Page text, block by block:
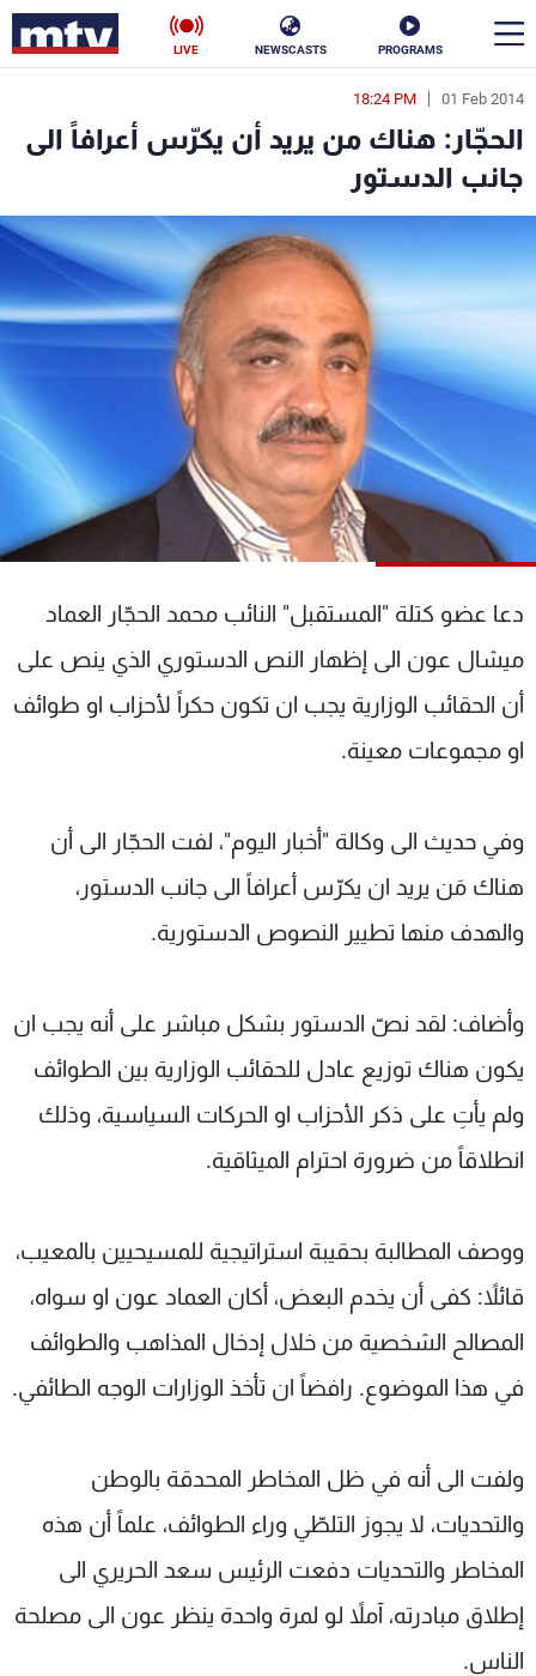
PROGRAMS
NEWSCASTS
LIVE
01 Feb 2014
18:24 PM
الحجّار: هناك من يريد أن يكرّس أعرافاً الى
جانب الدستور
دعا عضو كتلة "المستقبل" النائب محمد الحجّار العماد
ميشال عون الى إظهار النص الدستوري الذي ينص على
أن الحقائب الوزارية يجب ان تكون حكراً لأحزاب او طوائف
او مجموعات معينة.
وفي حديث الى وكالة "أخبار اليوم"، لفت الحجّار الى أن
هناك مَن يريد ان يكرّس أعرافاً الى جانب الدستور،
والهدف منها تطيير النصوص الدستورية.
وأضاف: لقد نصّ الدستور بشكل مباشر على أنه يجب ان
يكون هناك توزيع عادل للحقائب الوزارية بين الطوائف
ولم يأتِ على ذكر الأحزاب او الحركات السياسية، وذلك
انطلاقاً من ضرورة احترام الميثاقية.
ووصف المطالبة بحقيبة استراتيجية للمسيحيين بالمعيب،
قائلاً: كفى أن يخدم البعض، أكان العماد عون او سواه،
المصالح الشخصية من خلال إدخال المذاهب والطوائف
في هذا الموضوع. رافضاً ان تأخذ الوزارات الوجه الطائفي.
ولفت الى أنه في ظل المخاطر المحدقة بالوطن
والتحديات، لا يجوز التلطّي وراء الطوائف، علماً أن هذه
المخاطر والتحديات دفعت الرئيس سعد الحريري الى
إطلاق مبادرته، آملاً لو لمرة واحدة ينظر عون الى مصلحة
الناس.
en
الأخبار
سياسة ناس
إقتصاد فن
منوعات رياضة
كأس العالم
البرامج
جدول البرامج
شاهد البرامج
عن MTV
الإنـتـاج
لاعلاناتكم
وظائف
تواصل معنا
شروط الإسـتخدام